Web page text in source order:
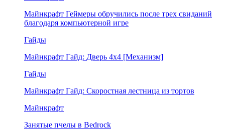
Майнкрафт Геймеры обручились после трех свиданий
благодаря компьютерной игре
Гайды
Майнкрафт Гайд: Дверь 4х4 [Механизм]
Гайды
Майнкрафт Гайд: Скоростная лестница из тортов
Майнкрафт
Занятые пчелы в Bedrock